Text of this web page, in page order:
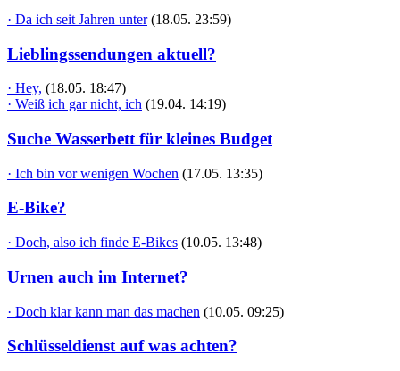
· Da ich seit Jahren unter (18.05. 23:59)
Lieblingssendungen aktuell?
· Hey, (18.05. 18:47)
· Weiß ich gar nicht, ich (19.04. 14:19)
Suche Wasserbett für kleines Budget
· Ich bin vor wenigen Wochen (17.05. 13:35)
E-Bike?
· Doch, also ich finde E-Bikes (10.05. 13:48)
Urnen auch im Internet?
· Doch klar kann man das machen (10.05. 09:25)
Schlüsseldienst auf was achten?